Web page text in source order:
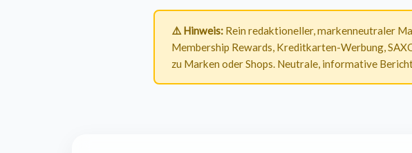
⚠️ Hinweis: Rein redaktioneller, markenneutraler
Membership Rewards, Kreditkarten-Werbung,
zu Marken oder Shops. Neutrale, informative